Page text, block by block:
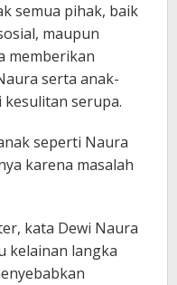
semua pihak, baik
maupun
memberikan
serta anak-
kesulitan serupa.
seperti Naura
karena masalah
kata Dewi Naura
kelainan langka